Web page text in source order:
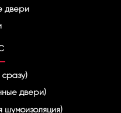
двери
сразу)
двери)
шумоизоляция)